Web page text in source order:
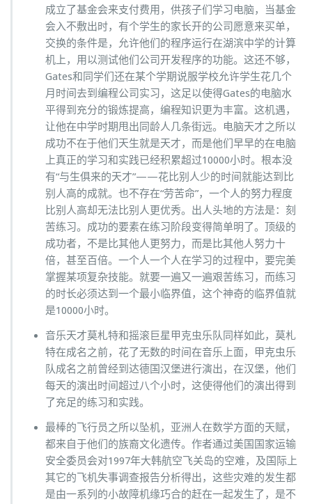
成立了基金会来支付费用，供孩子们学习电脑，当基金
会入不敷出时，有个学生的家长开的公司愿意来买单，
交换的条件是，允许他们的程序运行在湖滨中学的计算
机上，用以测试他们公司开发程序的功能。这还不够，
Gates和同学们还在某个学期说服学校允许学生花几个
月时间去到编程公司实习，这足以使得Gates的电脑水
平得到充分的锻炼提高，编程知识更为丰富。这机遇，
让他在中学时期甩出同龄人几条街远。电脑天才之所以
成功不在于他们天生就是天才，而是他们早早的在电脑
上真正的学习和实践已经积累超过10000小时。根本没
有“与生俱来的天才”——花比别人少的时间就能达到比
别人高的成就。也不存在“劳苦命”，一个人的努力程度
比别人高却无法比别人更优秀。出人头地的方法是：刻
苦练习。成功的要素在练习阶段变得简单明了。顶级的
成功者，不是比其他人更努力，而是比其他人努力十
倍，甚至百倍。一个人一个人在学习的过程中，要完美
掌握某项复杂技能。就要一遍又一遍艰苦练习，而练习
的时长必须达到一个最小临界值，这个神奇的临界值就
是10000小时。
音乐天才莫札特和摇滚巨星甲克虫乐队同样如此，莫札
特在成名之前，花了无数的时间在音乐上面，甲克虫乐
队成名之前曾经到达德国汉堡进行演出，在汉堡，他们
每天的演出时间超过八个小时，这使得他们的演出得到
了充足的练习和实践。
最棒的飞行员之所以坠机，亚洲人在数学方面的天赋，
都来自于他们的族裔文化遗传。作者通过美国国家运输
安全委员会对1997年大韩航空飞关岛的空难，及国际上
其它的飞机失事调查报告分析得出，这些灾难的发生都
是由一系列的小故障机缘巧合的赶在一起发生了，是不